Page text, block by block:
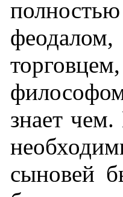
феодалом,
знает
сыновей